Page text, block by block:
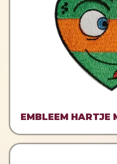
EMBLEEM HARTJE